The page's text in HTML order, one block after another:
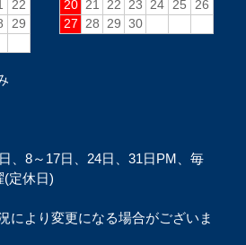
、8～17日、24日、31日PM、毎
(定休日)
により変更になる場合がございま